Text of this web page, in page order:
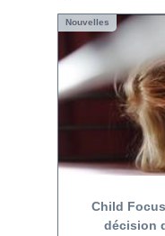
Nouvelles
Child
décision